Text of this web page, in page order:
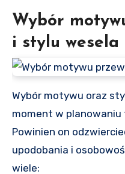
Wybór
i stylu wesela
Wybór motywu oraz
moment w
Powinien on
upodobania i
wiele: